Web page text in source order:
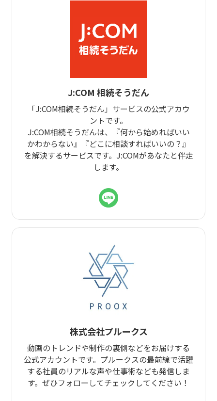
J:COM 相続そうだん
「J:COM相続そうだん」サービスの公式アカウ
ントです。
J:COM相続そうだんは、『何から始めればいい
かわからない』『どこに相談すればいいの？』
を解決するサービスです。J:COMがあなたと伴走
します。
株式会社プルークス
動画のトレンドや制作の裏側などをお届けする
公式アカウントです。プルークスの最前線で活躍
する社員のリアルな声や仕事術なども発信しま
す。ぜひフォローしてチェックしてください！